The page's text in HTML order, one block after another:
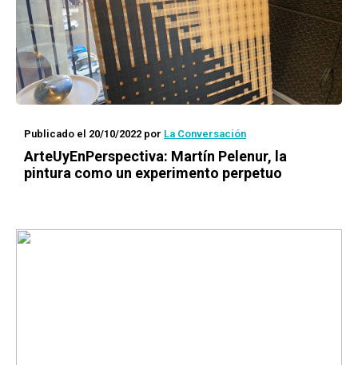
Publicado el 20/10/2022 por La Conversación
ArteUyEnPerspectiva: Martín Pelenur, la
pintura como un experimento perpetuo